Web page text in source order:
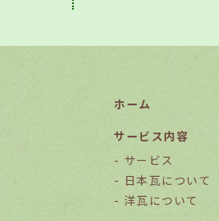
ホーム
サービス内容
サービス
日本瓦について
洋瓦について